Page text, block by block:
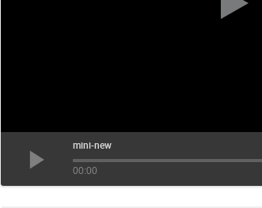
mini-new
00:00